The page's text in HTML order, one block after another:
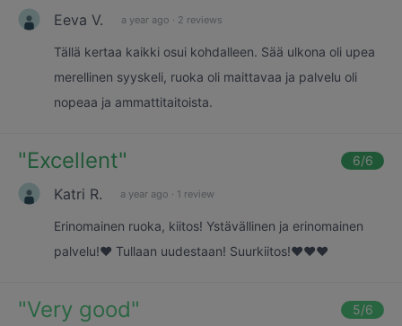
Eeva V. a year ago · 2 reviews
Tällä kertaa kaikki osui kohdalleen. Sää ulkona oli upea
merellinen syyskeli, ruoka oli maittavaa ja palvelu oli
nopeaa ja ammattitaitoista.
"Excellent" 6/6
Katri R. a year ago · 1 review
Erinomainen ruoka, kiitos! Ystävällinen ja erinomainen
palvelu!❤️ Tullaan uudestaan! Suurkiitos!❤️❤️❤️
"Very good" 5/6